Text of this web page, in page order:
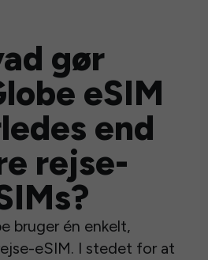
gør
eSIM
end
rejse-
bruger én enkelt,
eSIM. I stedet for at